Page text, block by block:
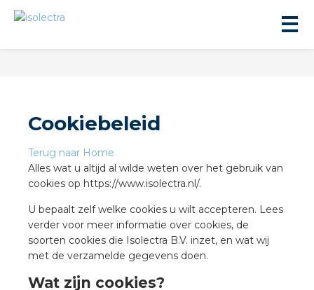
Cookiebeleid
Terug naar Home
Alles wat u altijd al wilde weten over het gebruik van
cookies op https://www.isolectra.nl/.
U bepaalt zelf welke cookies u wilt accepteren. Lees
verder voor meer informatie over cookies, de
soorten cookies die Isolectra B.V. inzet, en wat wij
met de verzamelde gegevens doen.
Wat zijn cookies?